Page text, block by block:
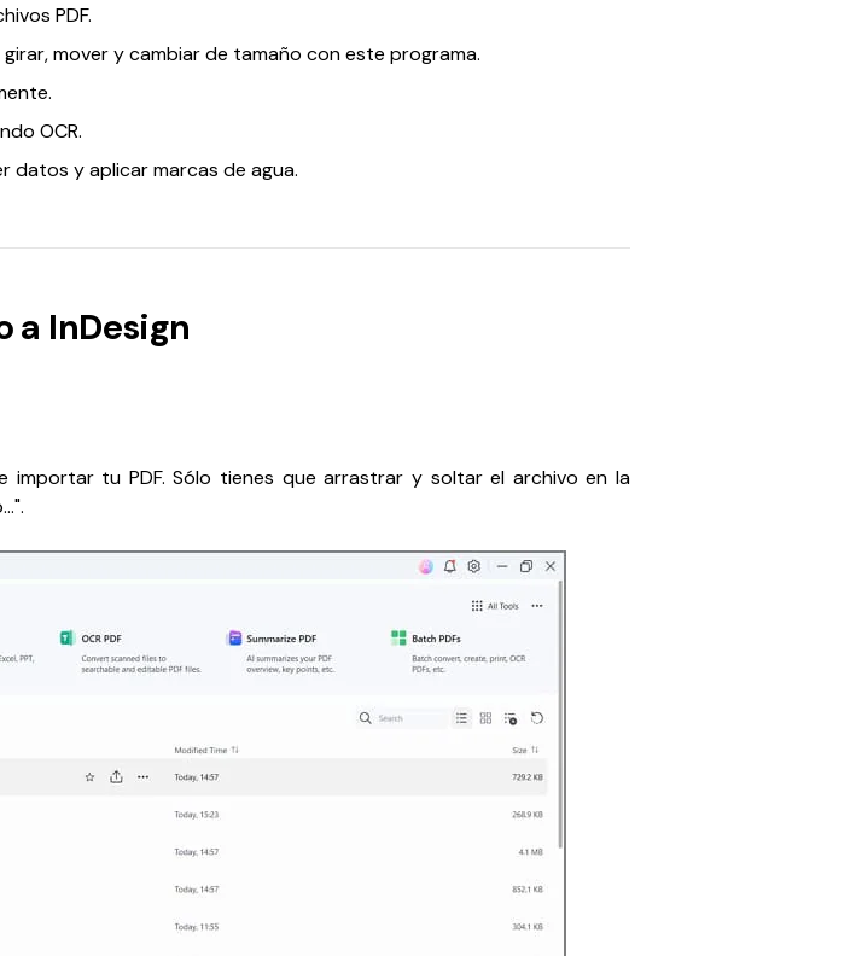
PDF.
mover y cambiar de tamaño con este programa.
OCR.
datos y aplicar marcas de agua.
a InDesign
importar tu PDF. Sólo tienes que arrastrar y soltar el archivo en la